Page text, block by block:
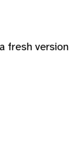
fresh version